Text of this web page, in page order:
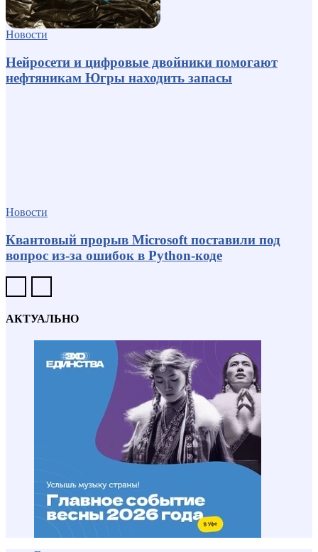
Новости
Нейросети и цифровые двойники помогают
нефтяникам Югры находить запасы
Новости
Квантовый прорыв Microsoft поставили под
вопрос из-за ошибок в Python-коде
АКТУАЛЬНО